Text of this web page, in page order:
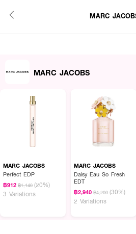
MARC
MARC JACOBS
MARC JACOBS
Perfect EDP
฿912 ฿1,140 (20%)
3 Variations
MARC JACOBS
Daisy Eau So Fresh
EDT
฿2,940 ฿4,200 (30%)
2 Variations